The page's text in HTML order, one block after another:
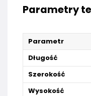
Parametry
Parametr
Długość
Szerokość
Wysokość